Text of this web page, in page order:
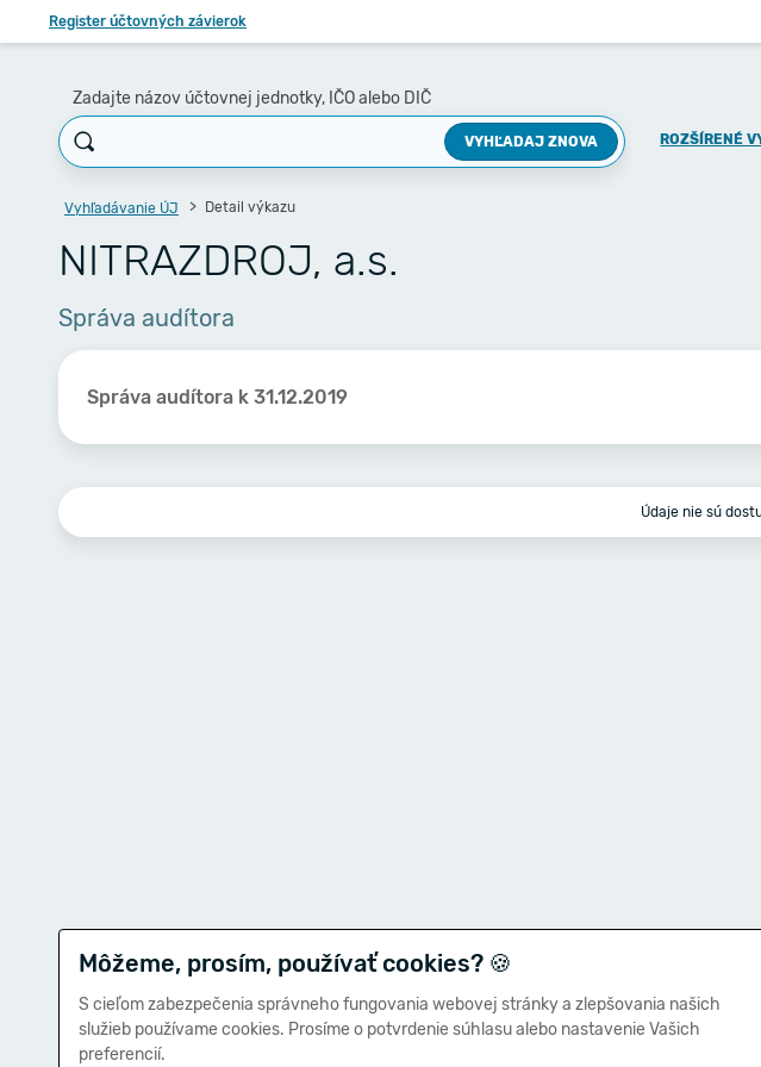
Register účtovných závierok
Zadajte názov účtovnej jednotky, IČO alebo DIČ
VYHĽADAJ ZNOVA ROZŠÍRENÉ
Vyhľadávanie ÚJ Detail výkazu
NITRAZDROJ, a.s.
Správa audítora
Správa audítora k 31.12.2019
Údaje nie sú
Môžeme, prosím, používať cookies? 🍪
S cieľom zabezpečenia správneho fungovania webovej stránky a zlepšovania našich
služieb používame cookies. Prosíme o potvrdenie súhlasu alebo nastavenie Vašich
preferencií.